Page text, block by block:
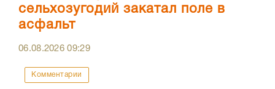
сельхозугодий закатал поле в
асфальт
06.08.202609:29
Комментарии